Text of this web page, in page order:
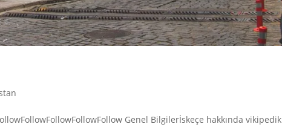
Genel Bilgilerİskeçe hakkında vikipedik